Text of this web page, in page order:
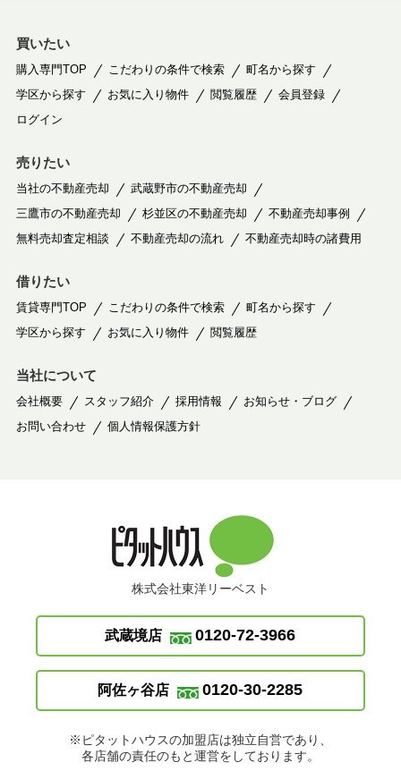
買いたい
購入専門TOP こだわりの条件で検索
町名から探す
学区から探す
お気に入り物件 閲覧履歴
会員登録
ログイン
売りたい
当社の不動産売却
武蔵野市の不動産売却
三鷹市の不動産売却
杉並区の不動産売却
不動産売却事例
無料売却査定相談
不動産売却の流れ 不動産売却時の諸費用
借りたい
賃貸専門TOP こだわりの条件で検索
町名から探す
学区から探す
お気に入り物件 閲覧履歴
当社について
会社概要 スタッフ紹介 採用情報
お知らせ・ブログ
お問い合わせ
個人情報保護方針
株式会社東洋リーベスト
武蔵境店 0120-72-3966
阿佐ヶ谷店 0120-30-2285
※ピタットハウスの加盟店は独立自営であり、
各店舗の責任のもと運営をしております。